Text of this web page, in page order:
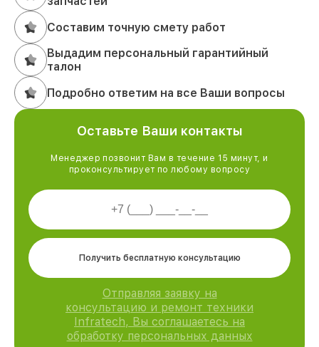
Составим точную смету работ
Выдадим персональный гарантийный
талон
Подробно ответим на все Ваши вопросы
Оставьте Ваши контакты
Менеджер позвонит Вам в течение 15 минут, и
проконсультирует по любому вопросу
Получить бесплатную консультацию
Отправляя заявку на
консультацию и ремонт техники
Infratech, Вы соглашаетесь на
обработку персональных данных